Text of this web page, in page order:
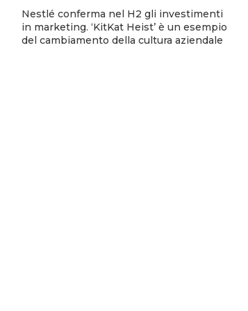
Nestlé conferma nel H2 gli investimenti
in marketing. ‘KitKat Heist’ è un esempio
del cambiamento della cultura aziendale